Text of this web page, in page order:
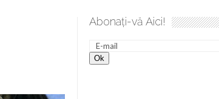
de duminică de Elena Solunca Moise
Abonați-vă Aici!